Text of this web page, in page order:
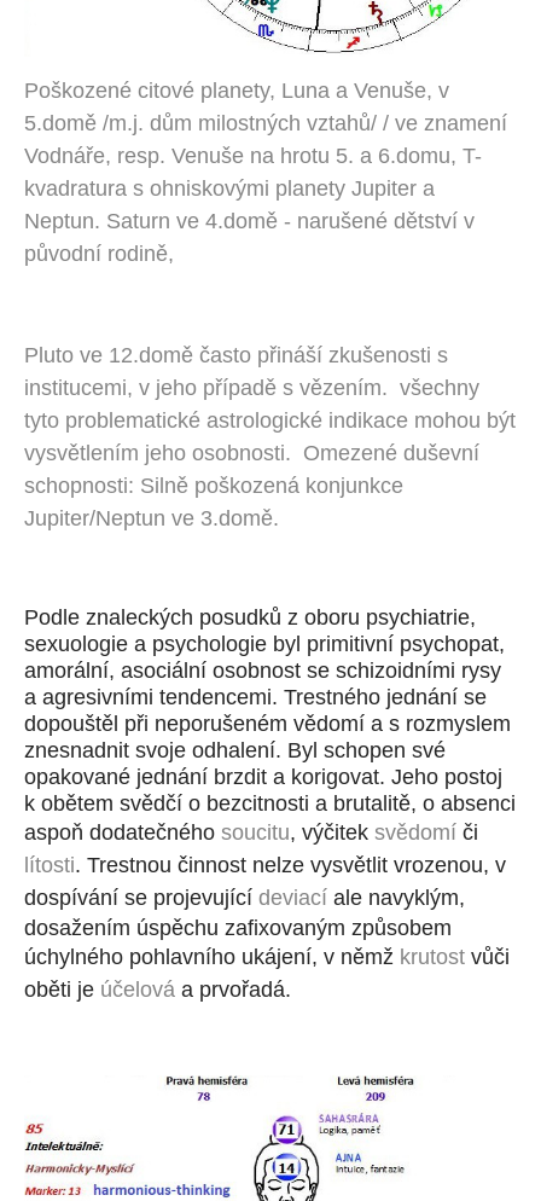
Poškozené citové planety, Luna a Venuše, v
5.domě /m.j. dům milostných vztahů/ / ve znamení
Vodnáře, resp. Venuše na hrotu 5. a 6.domu, T-
kvadratura s ohniskovými planety Jupiter a
Neptun. Saturn ve 4.domě - narušené dětství v
původní rodině,
Pluto ve 12.domě často přináší zkušenosti s
institucemi, v jeho případě s vězením. všechny
tyto problematické astrologické indikace mohou být
vysvětlením jeho osobnosti. Omezené duševní
schopnosti: Silně poškozená konjunkce
Jupiter/Neptun ve 3.domě.
Podle znaleckých posudků z oboru psychiatrie,
sexuologie a psychologie byl primitivní psychopat,
amorální, asociální osobnost se schizoidními rysy
a agresivními tendencemi. Trestného jednání se
dopouštěl při neporušeném vědomí a s rozmyslem
znesnadnit svoje odhalení. Byl schopen své
opakované jednání brzdit a korigovat. Jeho postoj
k obětem svědčí o bezcitnosti a brutalitě, o absenci
aspoň dodatečného soucitu, výčitek svědomí či
lítosti. Trestnou činnost nelze vysvětlit vrozenou, v
dospívání se projevující deviací ale navyklým,
dosažením úspěchu zafixovaným způsobem
úchylného pohlavního ukájení, v němž krutost vůči
oběti je účelová a prvořadá.